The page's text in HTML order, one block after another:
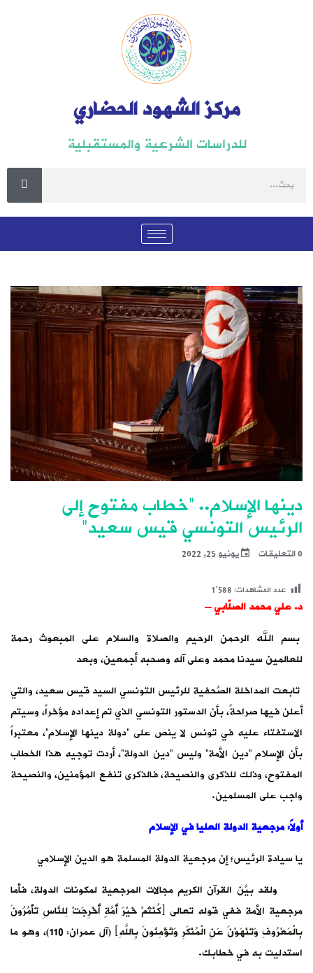
مركز الشهود الحضاري
للدراسات الشرعية والمستقبلية
دينها الإسلام.. “خطاب مفتوح إلى
الرئيس التونسي قيس سعيد”
0 التعليقات يونيو 25, 2022
عدد المشاهدات:1٬588
د. علي محمد الصلّابي –
بسم الله الرحمن الرحيم والصلاة والسلام على المبعوث رحمة
للعالمين سيدنا محمد وعلى آله وصحبه أجمعين، وبعد
تابعت المداخلة الصَّحفية للرئيس التونسي السيد قيس سعيد، والتي
أعلن فيها صراحةً، بأن الدستور التونسي الذي تم إعداده مؤخراً، وسيتم
الاستفتاء عليه في تونس لا ينص على “دولة دينها الإسلام”، معتبراً
بأن الإسلام “دين الأمة” وليس “دين الدولة”، أردت توجيه هذا الخطاب
المفتوح، وذلك للذكرى والنصيحة، فالذكرى تنفع المؤمنين، والنصيحة
واجب على المسلمين.
أولاً: مرجعية الدولة العليا في الإسلام
يا سيادة الرئيس؛ إن مرجعية الدولة المسلمة هو الدين الإسلامي
ولقد بيَّن القرآن الكريم مجالات المرجعية لمكونات الدولة، فأما
مرجعية الأمة ففي قوله تعالى ﴿كُنْتُمْ خَيْرَ أُمَّةٍ أُخْرِجَتْ لِلنَّاسِ تَأْمُرُونَ
بِالْمَعْرُوفِ وَتَنْهَوْنَ عَنِ الْمُنْكَرِ وَتُؤْمِنُونَ بِاللَّهِ﴾ (آل عمران: 110)، وهو ما
استدليت به في خطابك.